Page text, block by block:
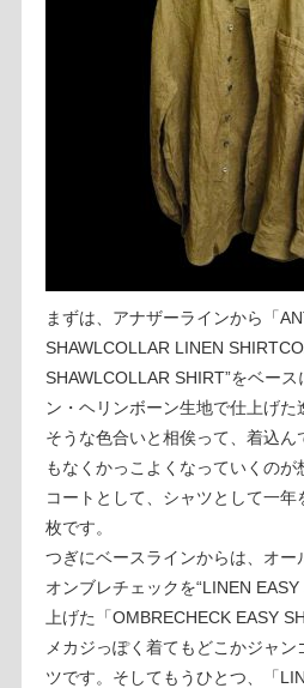
まずは、アナザーラインから「
SHAWLCOLLAR LINEN
SHAWLCOLLAR SHIRT”をベー
ン・ヘリンボーン生地で仕上げ
そうな色合いと相俟って、着込ん
もなくかっこよくなっていくの
コートとして、シャツとして一年
枚です。
つぎにベースラインからは、オー
オンブレチェックを“LINEN
上げた「OMBRECHECK EASY
メカジっぽく着てもどこかジャ
ツです。そしてもうひとつ、「